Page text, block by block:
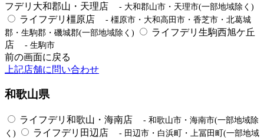
フデリ大和郡山・天理店
- 大和郡山市・天理市(一部地域除く)
ライフデリ橿原店
- 橿原市・大和高田市・香芝市・北葛城
郡・生駒郡・磯城郡(一部地域除く)
ライフデリ生駒西旭ケ丘
店
- 生駒市
前の画面に戻る
上記店舗に問い合わせ
和歌山県
ライフデリ和歌山・海南店
- 和歌山市・海南市(一部地域除
く)
ライフデリ田辺店
- 田辺市・白浜町・上冨田町(一部地域